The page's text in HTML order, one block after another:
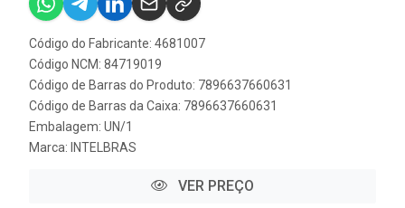
Código do Fabricante: 4681007
Código NCM: 84719019
Código de Barras do Produto: 7896637660631
Código de Barras da Caixa: 7896637660631
Embalagem: UN/1
Marca: INTELBRAS
VER PREÇO